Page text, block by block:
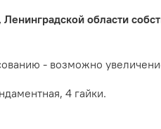
области
- возможно
4 гайки.